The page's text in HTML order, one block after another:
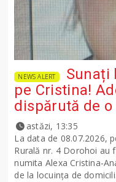
NEWS ALERT
Sunați
pe Cristina!
dispărută de
astăzi, 13:35
La data de 08.07.2026,
Rurală nr. 4 Dorohoi au
numita Alexa Cristina-
de la locuința de